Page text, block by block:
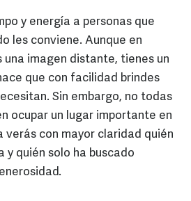
y energía a personas que
les conviene. Aunque en
una imagen distante, tienes un
que con facilidad brindes
Sin embargo, no todas
ocupar un lugar importante en
verás con mayor claridad quién
y quién solo ha buscado